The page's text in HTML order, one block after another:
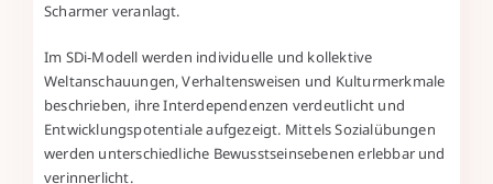
Scharmer veranlagt.
Im SDi-Modell werden individuelle und kollektive
Weltanschauungen, Verhaltensweisen und Kulturmerkmale
beschrieben, ihre Interdependenzen verdeutlicht und
Entwicklungspotentiale aufgezeigt. Mittels Sozialübungen
werden unterschiedliche Bewusstseinsebenen erlebbar und
verinnerlicht.